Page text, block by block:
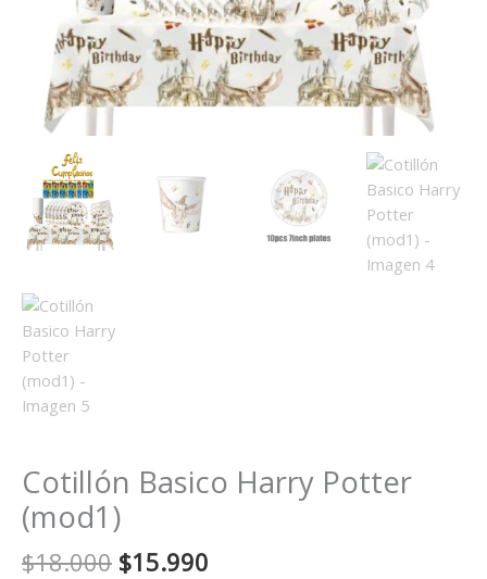
Cotillón Basico Harry Potter
(mod1)
$18.000 El
$15.990